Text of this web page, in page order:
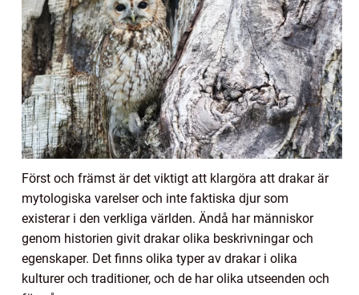
Först och främst är det viktigt att klargöra att drakar är
mytologiska varelser och inte faktiska djur som
existerar i den verkliga världen. Ändå har människor
genom historien givit drakar olika beskrivningar och
egenskaper. Det finns olika typer av drakar i olika
kulturer och traditioner, och de har olika utseenden och